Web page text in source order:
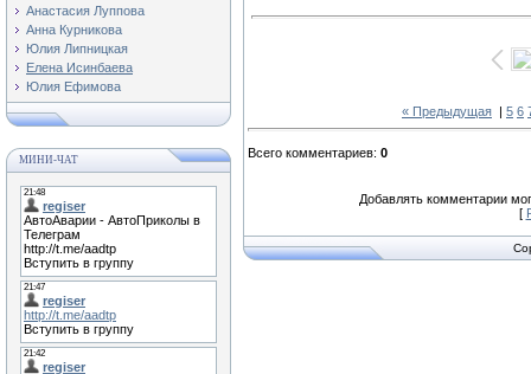
Анастасия Луппова
Анна Курникова
Юлия Липницкая
Елена Исинбаева
Юлия Ефимова
МИНИ-ЧАТ
« Предыдущая | 5 6
Всего комментариев: 0
Добавлять комментарии
[